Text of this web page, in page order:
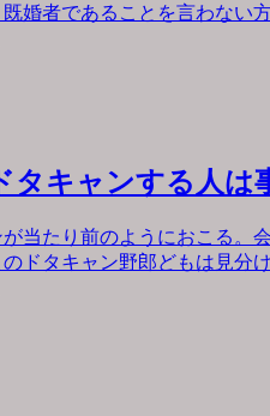
婚者であることを言わない
タキャンする人は
当たり前のようにおこる。
ドタキャン野郎どもは見分